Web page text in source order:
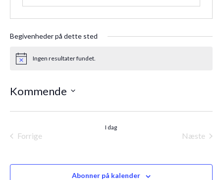
Begivenheder på dette sted
NoticeIngen resultater fundet.
Kommende
Vælg
Forrige
I dag
Næste
Abonner på kalender